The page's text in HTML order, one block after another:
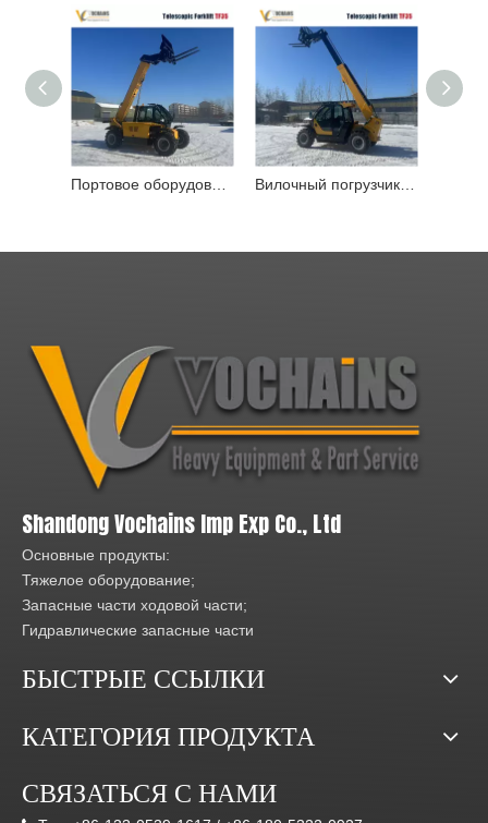
Shandong Vochains Imp Exp Co., Ltd
Основные продукты:
Тяжелое оборудование;
Запасные части ходовой части;
Гидравлические запасные части
БЫСТРЫЕ ССЫЛКИ
КАТЕГОРИЯ ПРОДУКТА
СВЯЗАТЬСЯ С НАМИ